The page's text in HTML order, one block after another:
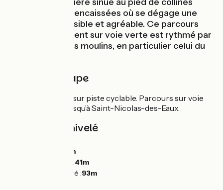
verdoyantes et encaissées où se dégage une
atmosphère paisible et agréable. Ce parcours
vélo exclusivement sur voie verte est rythmé par
les écluses et les moulins, en particulier celui du
Détail de l'étape
Sortie de Pontivy sur piste cyclable. Parcours sur voie
verte asphaltée jusqu’à Saint-Nicolas-des-Eaux.
Pentes et dénivelé
137m
Point le plus bas :41m
Point le plus élevé :93m